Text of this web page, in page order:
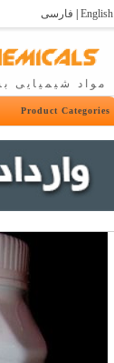
English فارسی
مواد شیمیایی
Product Categories